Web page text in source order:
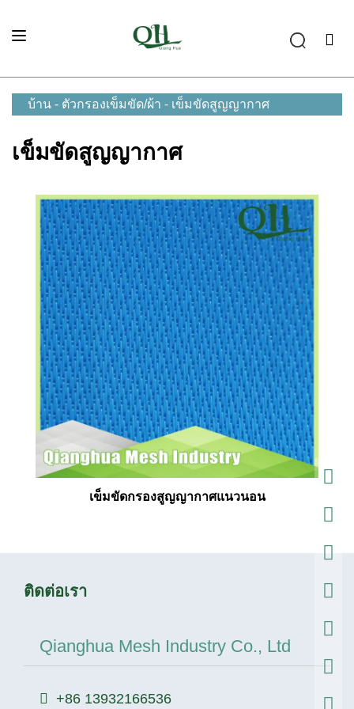
บ้าน - ตัวกรองเข็มขัด/ผ้า - เข็มขัดสูญญากาศ
เข็มขัดสูญญากาศ
เข็มขัดกรองสูญญากาศแนวนอน
ติดต่อเรา
Qianghua Mesh Industry Co., Ltd
+86 13932166536